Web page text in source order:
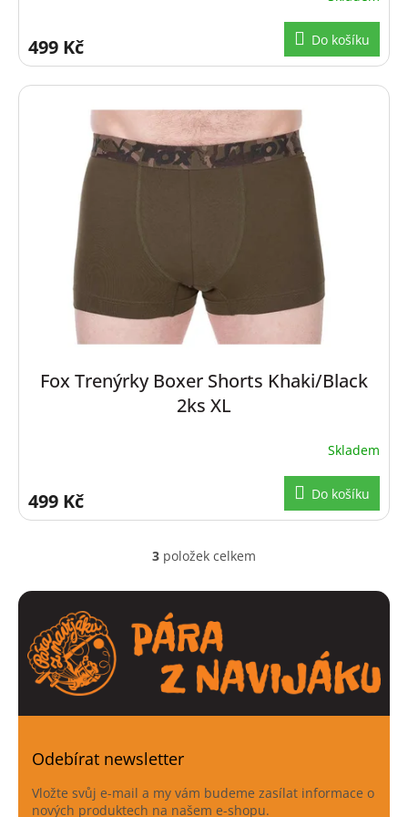
499 Kč Do košíku
Fox Trenýrky Boxer Shorts Khaki/Black
2ks XL
Skladem
499 Kč Do košíku
O
l
d
a
c
í
r
v
ý
3 položek celkem
Odebírat newsletter
Vložte svůj e-mail a my vám budeme zasílat informace o
nových produktech na našem e-shopu.